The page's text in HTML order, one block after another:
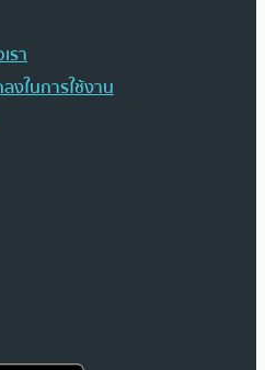
รา
งในการใช้งาน